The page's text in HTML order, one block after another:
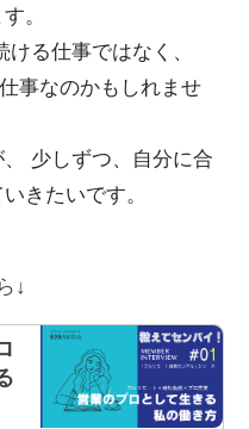
。
る仕事ではなく、
事なのかもしれませ
少しずつ、自分に合
きたいです。
↓